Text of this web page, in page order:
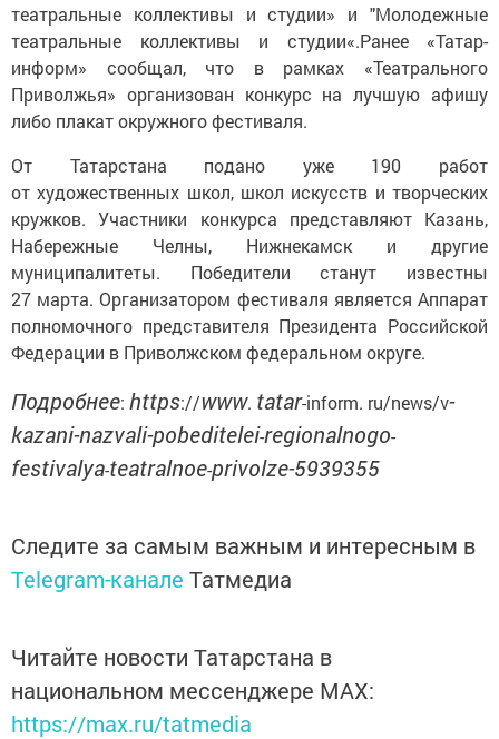
театральные коллективы и студии» и "Молодежные
театральные коллективы и студии«.Ранее «Татар-
информ» сообщал, что в рамках «Театрального
Приволжья» организован конкурс на лучшую афишу
либо плакат окружного фестиваля.
От Татарстана подано уже 190 работ
от художественных школ, школ искусств и творческих
кружков. Участники конкурса представляют Казань,
Набережные Челны, Нижнекамск и другие
муниципалитеты. Победители станут известны
27 марта. Организатором фестиваля является Аппарат
полномочного представителя Президента Российской
Федерации в Приволжском федеральном округе.
Подробнее: https://www. tatar-inform. ru/news/v-
kazani-nazvali-pobeditelei-regionalnogo-
festivalya-teatralnoe-privolze-5939355
Следите за самым важным и интересным в
Telegram-канале Татмедиа
Читайте новости Татарстана в
национальном мессенджере MАХ:
https://max.ru/tatmedia